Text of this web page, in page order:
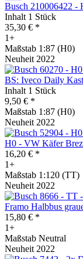
Busch 210006422 -
Inhalt 1 Stück
35,30 € *
1+
Maßstab 1:87 (H0)
Neuheit 2022
BS: Iveco Daily
Inhalt 1 Stück
9,50 € *
Maßstab 1:87 (H0)
Neuheit 2022
H0 - VW Käfer
16,20 € *
1+
Maßstab 1:120 (TT)
Neuheit 2022
Framo Halbbus
15,80 € *
1+
Maßstab Neutral
Neuheit 2022